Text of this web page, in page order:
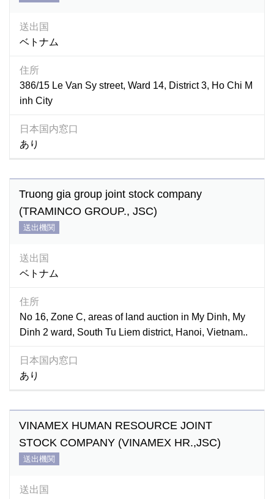
送出国
ベトナム
住所
386/15 Le Van Sy street, Ward 14, District 3, Ho Chi M
inh City
日本国内窓口
あり
Truong gia group joint stock company
(TRAMINCO GROUP., JSC)
送出機関
送出国
ベトナム
住所
No 16, Zone C, areas of land auction in My Dinh, My
Dinh 2 ward, South Tu Liem district, Hanoi, Vietnam..
日本国内窓口
あり
VINAMEX HUMAN RESOURCE JOINT
STOCK COMPANY (VINAMEX HR.,JSC)
送出機関
送出国